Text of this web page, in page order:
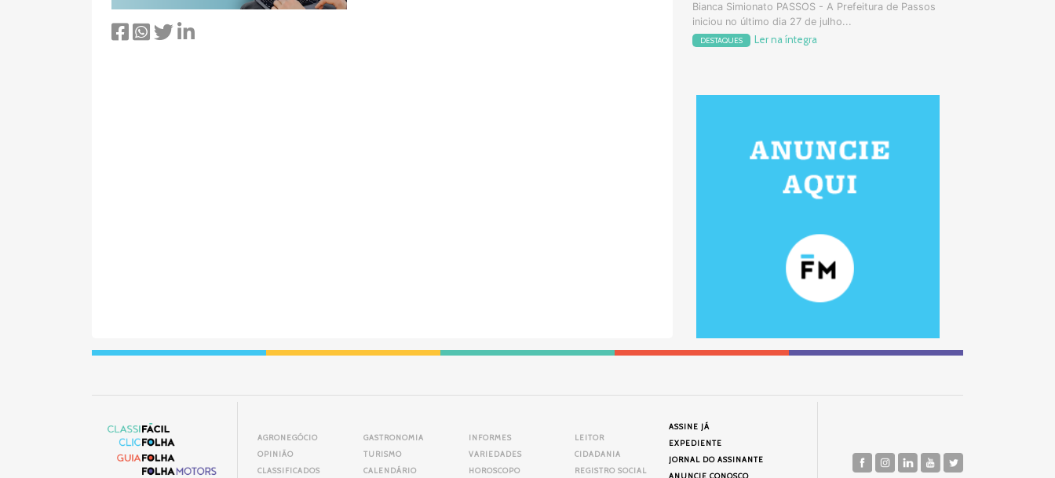
Bianca Simionato PASSOS - A Prefeitura de Passos
iniciou no último dia 27 de julho...
DESTAQUES Ler na íntegra
AGRONEGÓCIO GASTRONOMIA INFORMES
LEITOR
OPINIÃO
TURISMO VARIEDADES
CIDADANIA
CLASSIFICADOS
CALENDÁRIO
HOROSCOPO REGISTRO SOCIAL
ASSINE JÁ
EXPEDIENTE
JORNAL DO ASSINANTE
ANUNCIE CONOSCO